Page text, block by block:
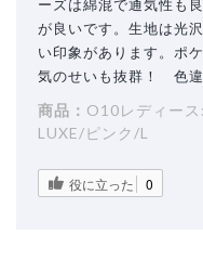
ーズは綿混で通気性も
が良いです。生地は光
い印象があります。ポ
気のせいも抜群！ 色違
商品： O10レディース
LUXE/ピンク/L
役に立った 0